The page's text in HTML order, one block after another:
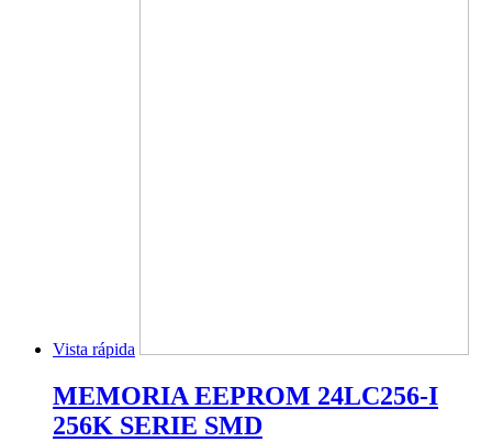
Vista rápida
MEMORIA EEPROM 24LC256-I
256K SERIE SMD